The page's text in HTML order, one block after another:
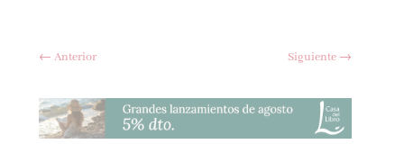
←Anterior Siguiente→